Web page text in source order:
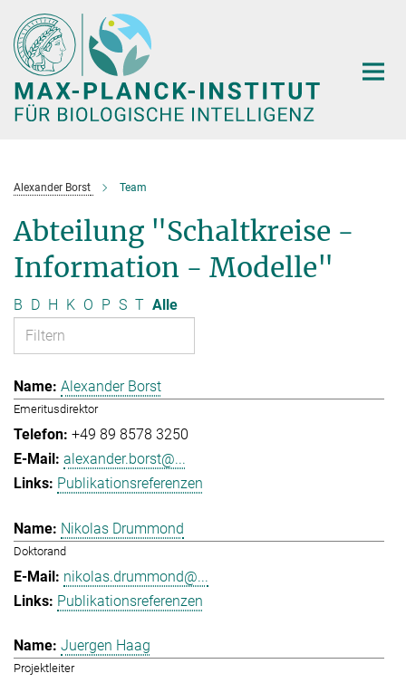
Hauptinhalt
Alexander Borst Team
Abteilung "Schaltkreise -
Information - Modelle"
B D H K O P S T Alle
Alexander Borst
Emeritusdirektor
+49 89 8578 3250
alexander.borst@...
Publikationsreferenzen
Nikolas Drummond
Doktorand
nikolas.drummond@...
Publikationsreferenzen
Juergen Haag
Projektleiter